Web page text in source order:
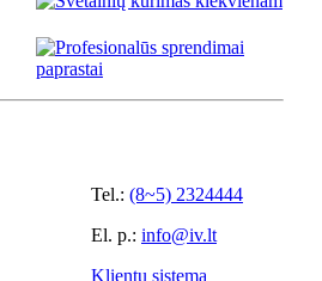
Tel.: (8~5) 2324444
El. p.: info@iv.lt
Klientų sistema